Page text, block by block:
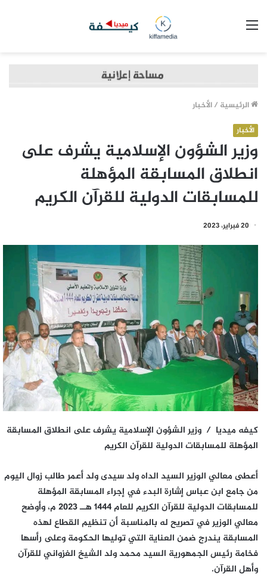
الرئيسية /الأخبار
الأخبار
وزير الشؤون الإسلامية يشرف على
انطلاق المسابقة المؤهلة
للمسابقات الدولية للقرآن الكريم
20 فبراير، 2023
كيفه ميديا / وزير الشؤون الإسلامية يشرف على انطلاق المسابقة
المؤهلة للمسابقات الدولية للقرآن الكريم
أعطى معالي الوزير السيد الداه ولد سيدى ولد أعمر طالب زوال اليوم
من جامع ابن عباس إشارة البدء في إجراء المسابقة المؤهلة
للمسابقات الدولية للقرآن الكريم للعام 1444 هــ 2023 م، وأوضح
معالي الوزير في تصريح له بالمناسبة أن تنظيم القطاع لهذه
المسابقة يندرج ضمن العناية التي توليها الحكومة وعلى رأسها
فخامة رئيس الجمهورية السيد محمد ولد الشيخ الغزواني للقرآن
وأهل القرآن.